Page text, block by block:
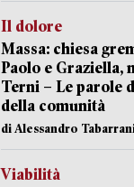
Il dolore
Massa: chiesa
Paolo e Graziella,
Terni – Le parole
della comunità
di Alessandro
Viabilità